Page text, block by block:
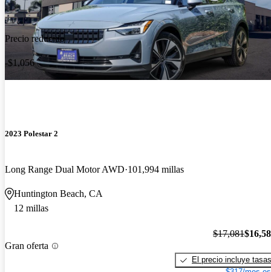
Precio reducido
-$1,056
2023 Polestar 2
Long Range Dual Motor AWD 101,994 millas
Huntington Beach, CA
12 millas
Gran oferta
$17,081
El precio incluye tasas